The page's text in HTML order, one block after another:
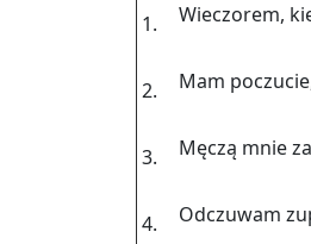
1. Wie­czo­rem,
2. Mam
3. Męczą mnie
4. Od­czu­wam